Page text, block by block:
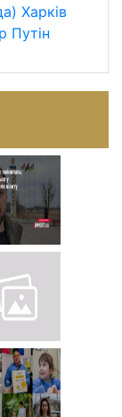
Харків
Путін